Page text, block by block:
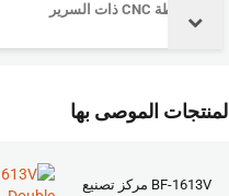
آلة مخرطة CNC ذات السرير
المائل
المنتجات الموصى بها
BF-1613V مركز تصنيع